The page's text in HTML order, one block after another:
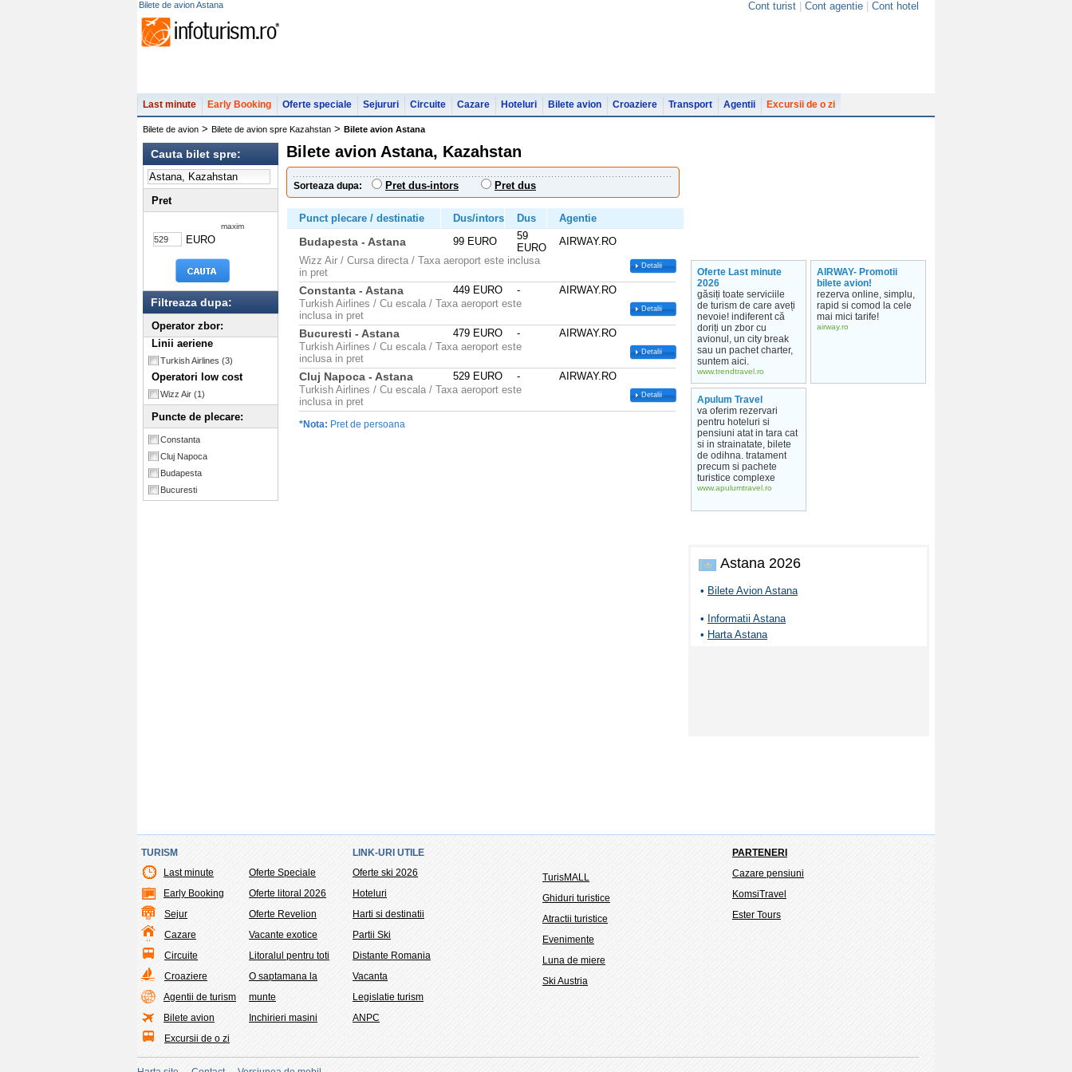
Bilete de avion Astana Cont turist Cont agentie Cont hotel
Last minute Early Booking Oferte speciale Sejururi Circuite Cazare Hoteluri Bilete avion Croaziere Transport Agentii Excursii de o zi
Bilete de avion > Bilete de avion spre Kazahstan > Bilete avion Astana
Cauta bilet spre:
Pret
maxim
EURO
Filtreaza dupa:
Operator zbor:
Linii aeriene
Turkish Airlines (3)
Operatori low cost
Wizz Air (1)
Puncte de plecare:
Constanta
Cluj Napoca
Budapesta
Bucuresti
Bilete avion Astana, Kazahstan
Sorteaza dupa: Pret dus-intors Pret dus
Punct plecare / destinatie Dus/intors Dus Agentie
Budapesta - Astana 99 EURO
59
EURO
AIRWAY.RO
Wizz Air / Cursa directa / Taxa aeroport este inclusa
in pret
Detalii
Constanta - Astana 449 EURO -
AIRWAY.RO
Turkish Airlines / Cu escala / Taxa aeroport este
inclusa in pret
Detalii
Bucuresti - Astana 479 EURO -
AIRWAY.RO
Turkish Airlines / Cu escala / Taxa aeroport este
inclusa in pret
Detalii
Cluj Napoca - Astana 529 EURO -
AIRWAY.RO
Turkish Airlines / Cu escala / Taxa aeroport este
inclusa in pret
Detalii
*Nota: Pret de persoana
Oferte Last minute
2026
găsiți toate serviciile
de turism de care aveți
nevoie! indiferent că
doriți un zbor cu
avionul, un city break
sau un pachet charter,
suntem aici.
www.trendtravel.ro
AIRWAY- Promotii
bilete avion!
rezerva online, simplu,
rapid si comod la cele
mai mici tarife!
airway.ro
Apulum Travel
va oferim rezervari
pentru hoteluri si
pensiuni atat in tara cat
si in strainatate, bilete
de odihna. tratament
precum si pachete
turistice complexe
www.apulumtravel.ro
Astana 2026
• Bilete Avion Astana
• Informatii Astana
• Harta Astana
TURISM
Last minute
Early Booking
Sejur
Cazare
Circuite
Croaziere
Agentii de turism
Bilete avion
Excursii de o zi
Oferte Speciale
Oferte litoral 2026
Oferte Revelion
Vacante exotice
Litoralul pentru toti
O saptamana la
munte
Inchirieri masini
LINK-URI UTILE
Oferte ski 2026
Hoteluri
Harti si destinatii
Partii Ski
Distante Romania
Vacanta
Legislatie turism
ANPC
TurisMALL
Ghiduri turistice
Atractii turistice
Evenimente
Luna de miere
Ski Austria
PARTENERI
Cazare pensiuni
KomsiTravel
Ester Tours